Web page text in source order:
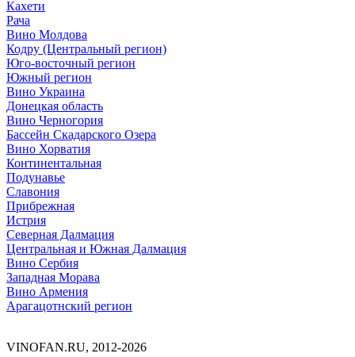
Кахети
Рача
Вино Молдова
Кодру (Центральный регион)
Юго-восточный регион
Южный регион
Вино Украина
Донецкая область
Вино Черногория
Бассейн Скадарского Озера
Вино Хорватия
Континентальная
Подунавье
Славония
Прибрежная
Истрия
Северная Далмация
Центральная и Южная Далмация
Вино Сербия
Западная Морава
Вино Армения
Арагацотнский регион
VINOFAN.RU, 2012-2026